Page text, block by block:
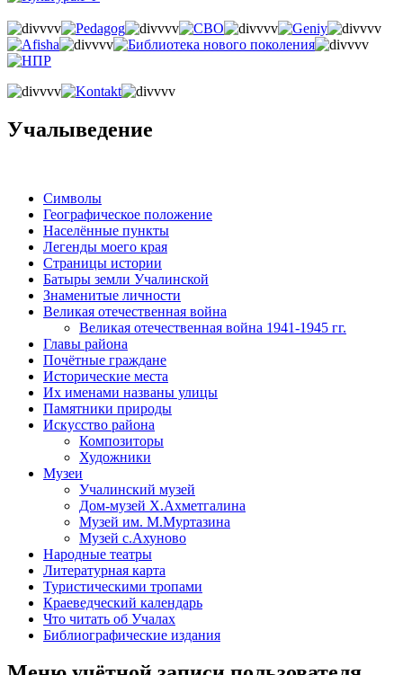
Учалыведение
Символы
Географическое положение
Населённые пункты
Легенды моего края
Страницы истории
Батыры земли Учалинской
Знаменитые личности
Великая отечественная война
Великая отечественная война 1941-1945 гг.
Главы района
Почётные граждане
Исторические места
Их именами названы улицы
Памятники природы
Искусство района
Композиторы
Художники
Музеи
Учалинский музей
Дом-музей Х.Ахметгалина
Музей им. М.Муртазина
Музей с.Ахуново
Народные театры
Литературная карта
Туристическими тропами
Краеведческий календарь
Что читать об Учалах
Библиографические издания